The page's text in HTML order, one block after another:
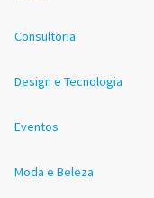
Consultoria
Design e Tecnologia
Eventos
Moda e Beleza